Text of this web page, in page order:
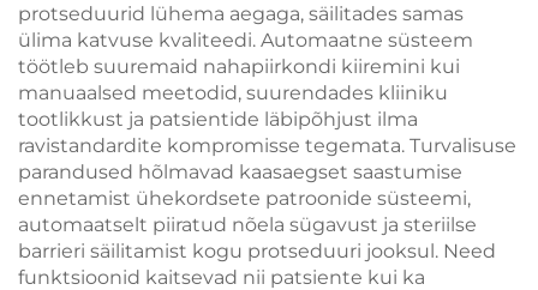
protseduurid lühema aegaga, säilitades samas
ülima katvuse kvaliteedi. Automaatne süsteem
töötleb suuremaid nahapiirkondi kiiremini kui
manuaalsed meetodid, suurendades kliiniku
tootlikkust ja patsientide läbipõhjust ilma
ravistandardite kompromisse tegemata. Turvalisuse
parandused hõlmavad kaasaegset saastumise
ennetamist ühekordsete patroonide süsteemi,
automaatselt piiratud nõela sügavust ja steriilse
barrieri säilitamist kogu protseduuri jooksul. Need
funktsioonid kaitsevad nii patsiente kui ka